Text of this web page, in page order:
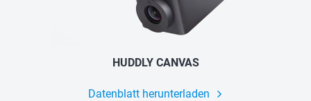
HUDDLY CANVAS
Datenblatt herunterladen